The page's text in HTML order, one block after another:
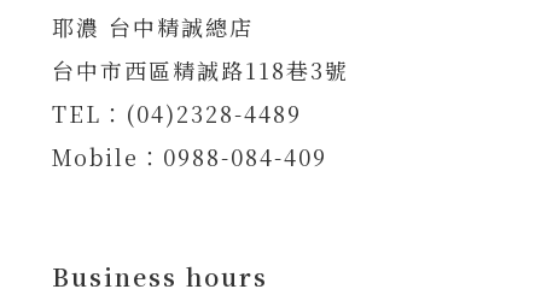
耶濃 台中精誠總店
台中市西區精誠路118巷3號
TEL：(04)2328-4489
Mobile：0988-084-409
Business hours